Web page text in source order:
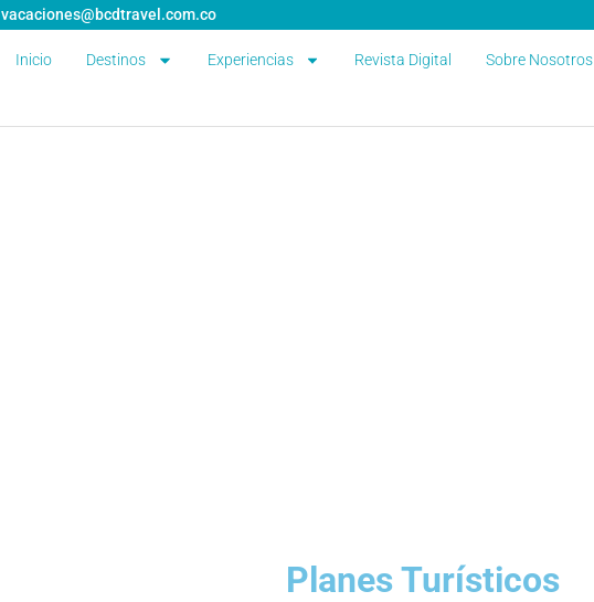
vacaciones@bcdtravel.com.co
Inicio Destinos Experiencias Revista Digital Sobre Nosotros
Planes Turísticos